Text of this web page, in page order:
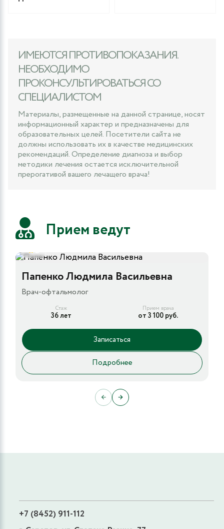
ИМЕЮТСЯ ПРОТИВОПОКАЗАНИЯ.
НЕОБХОДИМО
ПРОКОНСУЛЬТИРОВАТЬСЯ СО
СПЕЦИАЛИСТОМ
Материалы, размещенные на данной странице, носят
информационный характер и предназначены для
образовательных целей. Посетители сайта не
должны использовать их в качестве медицинских
рекомендаций. Определение диагноза и выбор
методики лечения остается исключительной
прерогативой вашего лечащего врача!
Прием ведут
5
Папенко Людмила Васильевна
Врач-офтальмолог
Стаж
36 лет
Прием врача
от 3 100 руб.
Записаться
Подробнее
← →
+7 (8452) 911-112